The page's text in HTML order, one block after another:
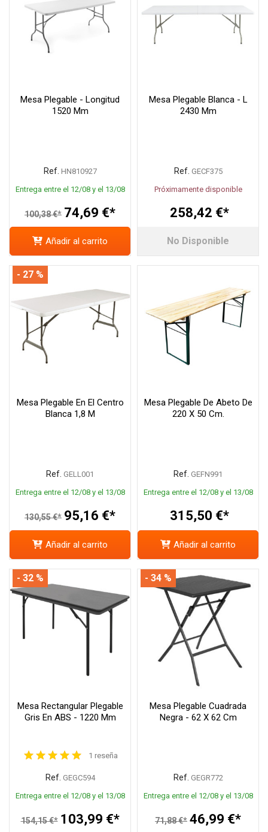
Mesa Plegable - Longitud
1520 Mm
Ref. HN810927
Entrega entre el 12/08 y el 13/08
100,38 €* 74,69 €*
Añadir al carrito
Mesa Plegable Blanca - L
2430 Mm
Ref. GECF375
Próximamente disponible
258,42 €*
No Disponible
Mesa Plegable En El Centro
Blanca 1,8 M
Ref. GELL001
Entrega entre el 12/08 y el 13/08
130,55 €* 95,16 €*
- 27 %
Añadir al carrito
Mesa Plegable De Abeto De
220 X 50 Cm.
Ref. GEFN991
Entrega entre el 12/08 y el 13/08
315,50 €*
Añadir al carrito
Mesa Rectangular Plegable
Gris En ABS - 1220 Mm
1 reseña
Ref. GEGC594
Entrega entre el 12/08 y el 13/08
154,15 €* 103,99 €*
- 32 %
Mesa Plegable Cuadrada
Negra - 62 X 62 Cm
Ref. GEGR772
Entrega entre el 12/08 y el 13/08
71,88 €* 46,99 €*
- 34 %